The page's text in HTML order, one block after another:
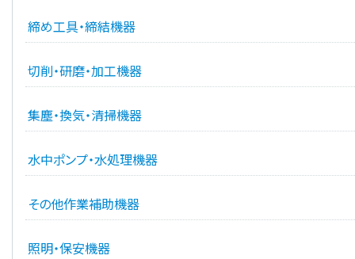
締め工具・締結機器
切削・研磨・加工機器
集塵・換気・清掃機器
水中ポンプ・水処理機器
その他作業補助機器
照明・保安機器